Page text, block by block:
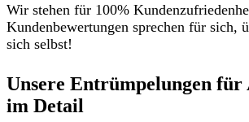
Wir stehen für 100%
Kundenbewertungen sprechen für sich,
sich selbst!
Unsere Entrümpelungen für
im Detail​